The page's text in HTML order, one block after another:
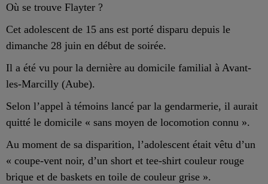
Où se trouve Flayter ?
Cet adolescent de 15 ans est porté disparu depuis le
dimanche 28 juin en début de soirée.
Il a été vu pour la dernière au domicile familial à Avant-
les-Marcilly (Aube).
Selon l’appel à témoins lancé par la gendarmerie, il aurait
quitté le domicile « sans moyen de locomotion connu ».
Au moment de sa disparition, l’adolescent était vêtu d’un
« coupe-vent noir, d’un short et tee-shirt couleur rouge
brique et de baskets en toile de couleur grise ».